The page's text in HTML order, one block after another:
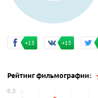
+15 +15
Рейтинг фильмографии: